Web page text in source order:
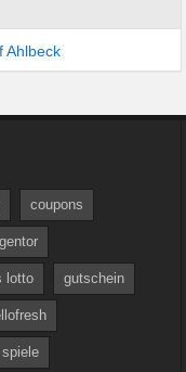
Ahlbeck
coupons
lotto gutschein